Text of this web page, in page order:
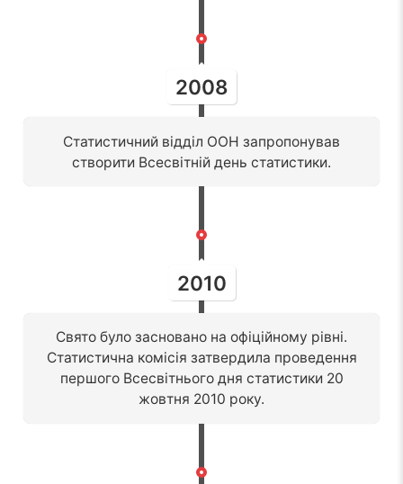
2008
Статистичний відділ ООН запропонував
створити Всесвітній день статистики.
2010
Свято було засновано на офіційному рівні.
Статистична комісія затвердила проведення
першого Всесвітнього дня статистики 20
жовтня 2010 року.